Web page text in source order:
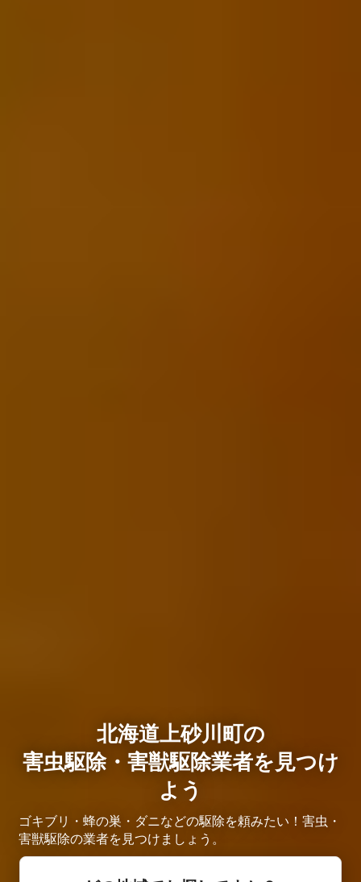
北海道上砂川町の
害虫駆除・害獣駆除業者を見つけ
よう
ゴキブリ・蜂の巣・ダニなどの駆除を頼みたい！害虫・
害獣駆除の業者を見つけましょう。